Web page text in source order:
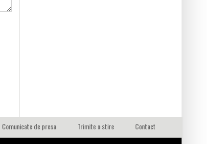
Comunicate de presa Trimite o stire Contact